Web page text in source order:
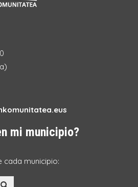
mi municipio?
cada municipio: